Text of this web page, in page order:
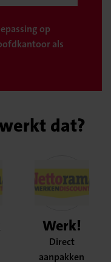
op
als
dat?
Werk!
Direct
aanpakken